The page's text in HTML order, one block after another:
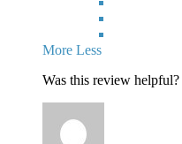
More Less
Was this review helpful?